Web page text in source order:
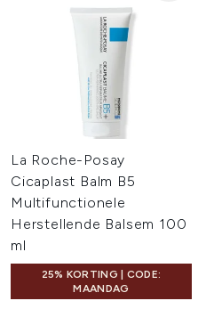
La Roche-Posay
Cicaplast Balm B5
Multifunctionele
Herstellende Balsem 100
ml
25% KORTING | CODE:
MAANDAG